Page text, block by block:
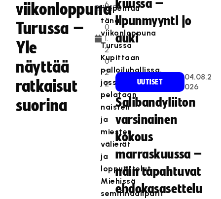
viikonloppuna
Turussa –
Yle
näyttää
ratkaisut
suorina
6
.
0
1.
2
0
2
2
huipentuu
tänä
viikonloppuna
Turussa
Kupittaan
palloiluhallissa,
jossa
pelataan
naisten
ja
miesten
välierät
ja
loppuottelut.
Miehissä
semifinaaliparit
kuussa –
lipunmyynti jo
auki
UUTISET
04.08.2
026
Salibandyliiton
varsinainen
kokous
marraskuussa –
näin tapahtuvat
ehdokasasettelu